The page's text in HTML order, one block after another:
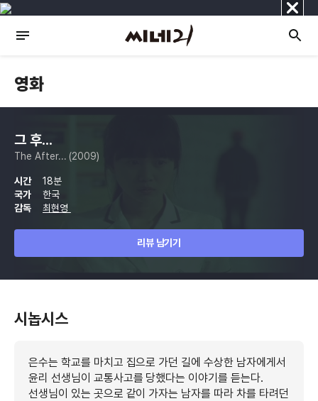
닫
기
영화
그 후...
The After... (2009)
시간
18분
국가
한국
감독
최현영
리뷰 남기기
시놉시스
은수는 학교를 마치고 집으로 가던 길에 수상한 남자에게서
윤리 선생님이 교통사고를 당했다는 이야기를 듣는다.
선생님이 있는 곳으로 같이 가자는 남자를 따라 차를 타려던